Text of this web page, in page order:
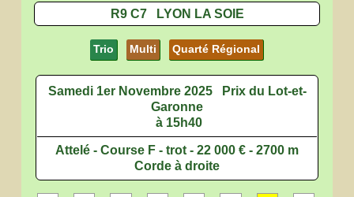
R9 C7 LYON LA SOIE
Trio Multi Quarté Régional
Samedi 1er Novembre 2025
Prix du Lot-et-
Garonne
à 15h40
Attelé - Course F - trot - 22 000 € - 2700 m
Corde à droite